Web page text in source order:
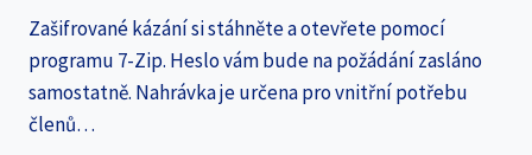
Zašifrované kázání si stáhněte a otevřete pomocí
programu 7-Zip. Heslo vám bude na požádání zasláno
samostatně. Nahrávka je určena pro vnitřní potřebu
členů…